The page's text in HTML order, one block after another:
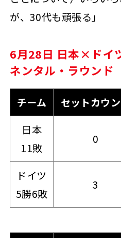
が、30代も頑張る」
6月28日 日本×ドイ
ネンタル・ラウンド
チーム セットカウ
日本
11敗
0
ドイツ
5勝6敗
3